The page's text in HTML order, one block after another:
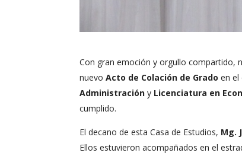
Con gran emoción y orgullo compartido,
nuevoActo de Colación de Grado en
Administracióny Licenciatura en
cumplido.
El decano de esta Casa de Estudios, Mg.
Ellos estuvieron acompañados en el